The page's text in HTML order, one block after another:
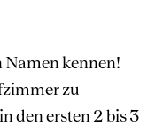
Namen kennen!
zu
den ersten 2 bis 3